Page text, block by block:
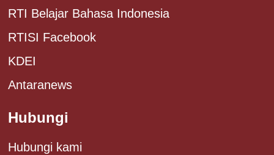
RTI Belajar Bahasa Indonesia
RTISI Facebook
KDEI
Antaranews
Hubungi
Hubungi kami